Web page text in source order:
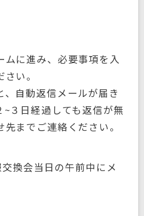
ムに進み、必要事項を入
い。
自動返信メールが届き
~３日経過しても返信が無
までご連絡ください。
換会当日の午前中にメ